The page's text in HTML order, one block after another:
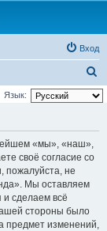
Вход
о
Язык:
«мы», «наш»,
своё согласие со
пожалуйста, не
Мы оставляем
и сделаем всё
стороны было
предмет изменений,